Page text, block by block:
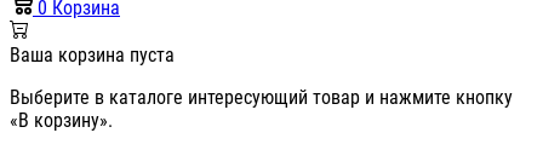
0 Корзина
Ваша корзина пуста
Выберите в каталоге интересующий товар и нажмите кнопку
«В корзину».